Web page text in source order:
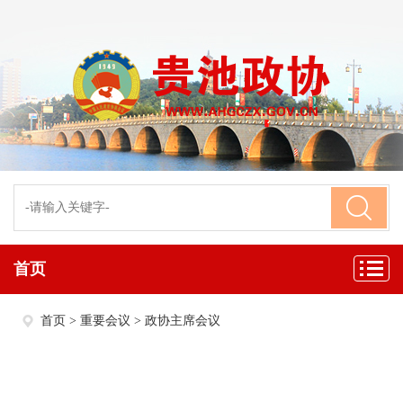
首页
首页 > 重要会议 > 政协主席会议